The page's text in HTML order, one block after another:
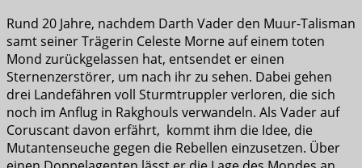
Rund 20 Jahre, nachdem Darth Vader den Muur-Talisman
samt seiner Trägerin Celeste Morne auf einem toten
Mond zurückgelassen hat, entsendet er einen
Sternenzerstörer, um nach ihr zu sehen. Dabei gehen
drei Landefähren voll Sturmtruppler verloren, die sich
noch im Anflug in Rakghouls verwandeln. Als Vader auf
Coruscant davon erfährt, kommt ihm die Idee, die
Mutantenseuche gegen die Rebellen einzusetzen. Über